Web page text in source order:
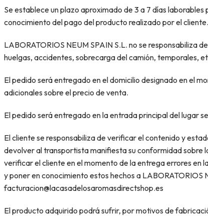
Se establece un plazo aproximado de 3 a 7 días
conocimiento del pago del producto realizado por el cliente.
LABORATORIOS NEUM SPAIN S.L. no se
huelgas, accidentes, sobrecarga del camión, temporales,
El pedido será entregado en el domicilio designado en el
adicionales sobre el precio de venta.
El pedido será entregado en la entrada principal del lugar
El cliente se responsabiliza de verificar el contenido y
devolver al transportista manifiesta su conformidad sobre
verificar el cliente en el momento de la entrega errores en
y poner en conocimiento estos hechos a
facturacion@lacasadelosaromasdirectshop.es
El producto adquirido podrá sufrir, por motivos de